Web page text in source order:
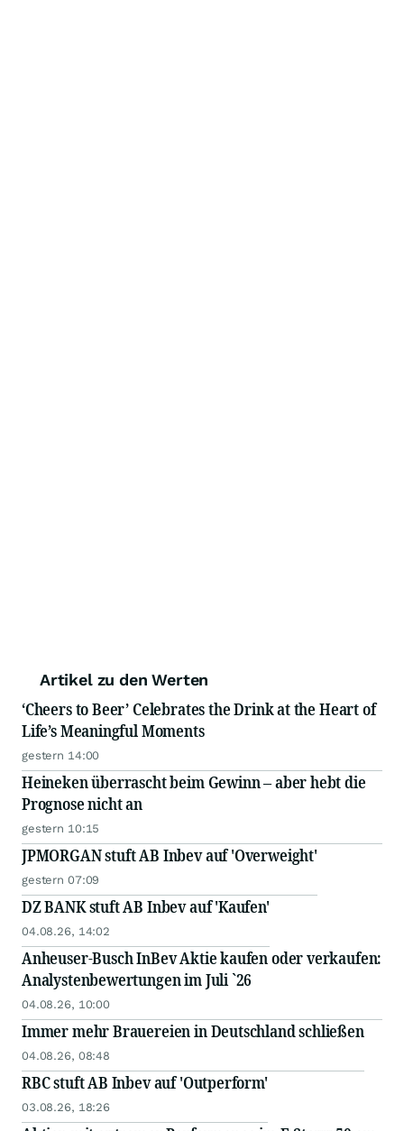
Artikel zu den Werten
‘Cheers to Beer’ Celebrates the Drink at the Heart of
Life’s Meaningful Moments
gestern 14:00
Heineken überrascht beim Gewinn – aber hebt die
Prognose nicht an
gestern 10:15
JPMORGAN stuft AB Inbev auf 'Overweight'
gestern 07:09
DZ BANK stuft AB Inbev auf 'Kaufen'
04.08.26, 14:02
Anheuser-Busch InBev Aktie kaufen oder verkaufen:
Analystenbewertungen im Juli `26
04.08.26, 10:00
Immer mehr Brauereien in Deutschland schließen
04.08.26, 08:48
RBC stuft AB Inbev auf 'Outperform'
03.08.26, 18:26